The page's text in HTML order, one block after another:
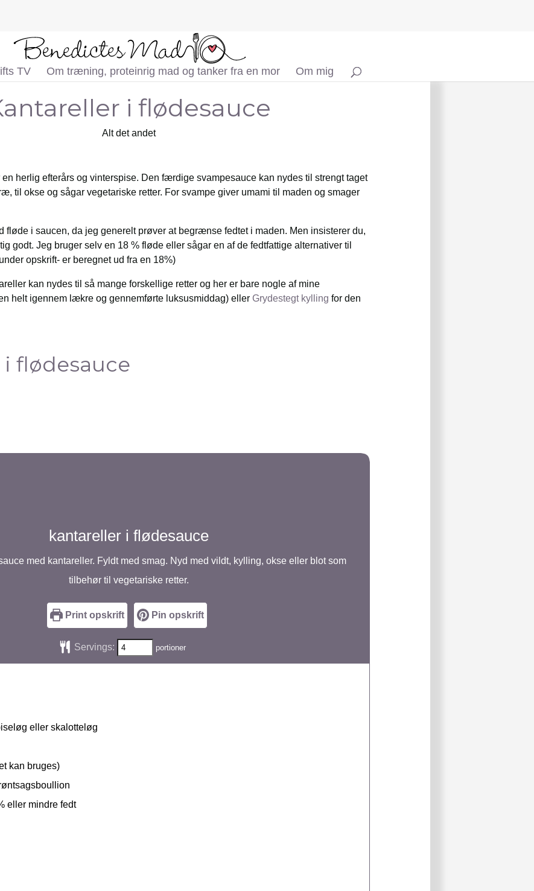
TV Om træning, proteinrig mad og tanker fra en mor Om mig
i flødesauce
Alt det andet
herlig efterårs og vinterspise. Den færdige svampesauce kan nydes til strengt taget
til okse og sågar vegetariske retter. For svampe giver umami til maden og smager
fløde i saucen, da jeg generelt prøver at begrænse fedtet i maden. Men insisterer du,
godt. Jeg bruger selv en 18 % fløde eller sågar en af de fedtfattige alternativer til
opskrift- er beregnet ud fra en 18%)
kan nydes til så mange forskellige retter og her er bare nogle af mine
helt igennem lækre og gennemførte luksusmiddag) eller Grydestegt kylling for den
flødesauce
kantareller i flødesauce
med kantareller. Fyldt med smag. Nyd med vildt, kylling, okse eller blot som
tilbehør til vegetariske retter.
Print opskrift Pin opskrift
Servings: portioner
eller skalotteløg
kan bruges)
eller mindre fedt